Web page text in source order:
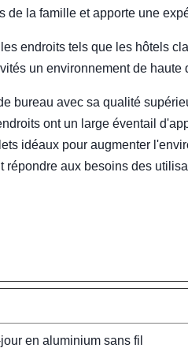
de la famille et apporte une
endroits tels que les hôtels
un environnement de haute
bureau avec sa qualité
ont un large éventail
idéaux pour augmenter
répondre aux besoins des
en aluminium sans fil